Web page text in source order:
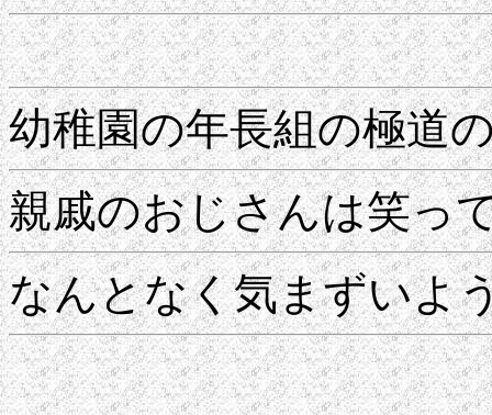
幼稚園の年長組の極道
親戚のおじさんは笑っ
なんとなく気まずいよ